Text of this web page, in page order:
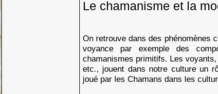
Le chamanisme et la
On retrouve dans des phénomènes
voyance par exemple des
chamanismes primitifs. Les
etc., jouent dans notre culture un
joué par les Chamans dans les